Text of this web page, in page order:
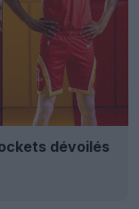
dévoilés